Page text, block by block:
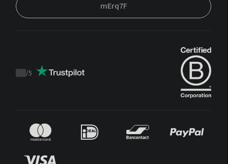
mErq7F
Trustpilot
/5